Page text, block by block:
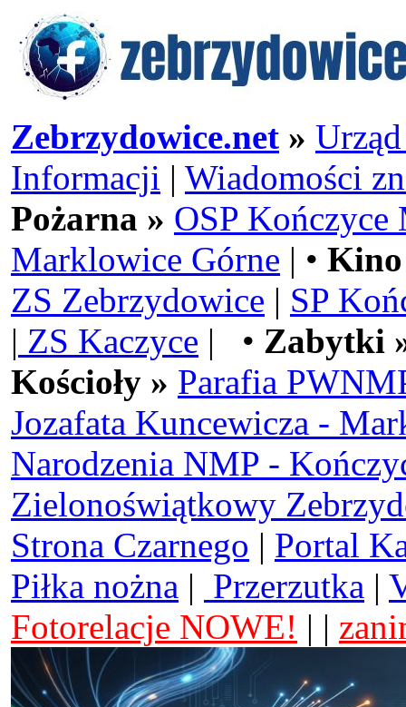
Zebrzydowice.net »
Informacji | Wiadomości
Pożarna » OSP Kończyce
Marklowice Górne | •
ZS Zebrzydowice | SP
| ZS Kaczyce | • Zabytki
Kościoły » Parafia
Jozafata Kuncewicza -
Narodzenia NMP -
Zielonoświątkowy
Strona Czarnego | Portal
Piłka nożna | Przerzutka |
Fotorelacje NOWE! | |